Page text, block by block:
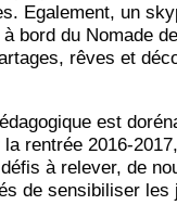
Egalement, un
à bord du Nomade
rêves et
est
la rentrée 2016-
à relever, de
de sensibiliser les